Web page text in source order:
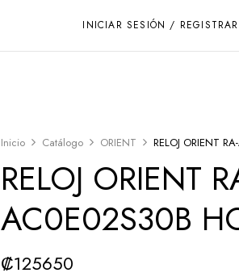
INICIAR SESIÓN /
Inicio Catálogo ORIENT RELOJ ORIENT
RELOJ ORIENT
AC0E02S30B
₡125650